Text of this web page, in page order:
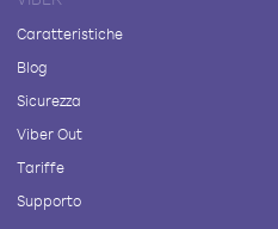
Caratteristiche
Blog
Sicurezza
Viber Out
Tariffe
Supporto